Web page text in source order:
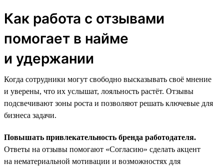
Как работа с отзывами
помогает в найме
и удержании
Когда сотрудники могут свободно высказывать своё мнение
и уверены, что их услышат, лояльность растёт. Отзывы
подсвечивают зоны роста и позволяют решать ключевые для
бизнеса задачи.
Повышать привлекательность бренда работодателя.
Ответы на отзывы помогают «Согласию» сделать акцент
на нематериальной мотивации и возможностях для